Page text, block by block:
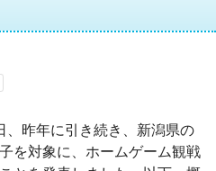
昨年に引き続き、新潟県の
を対象に、ホームゲーム観戦